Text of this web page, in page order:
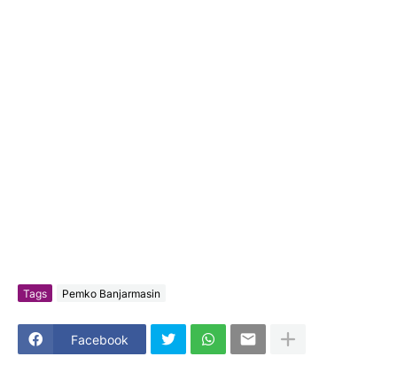
Tags Pemko Banjarmasin
Facebook